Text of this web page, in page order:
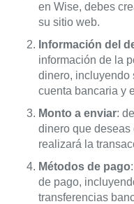
en Wise, debes
su sitio web.
Información del
información de la
dinero, incluyendo
cuenta bancaria y
Monto a enviar:
dinero que
realizará la
Métodos de pago
de pago,
transferencias